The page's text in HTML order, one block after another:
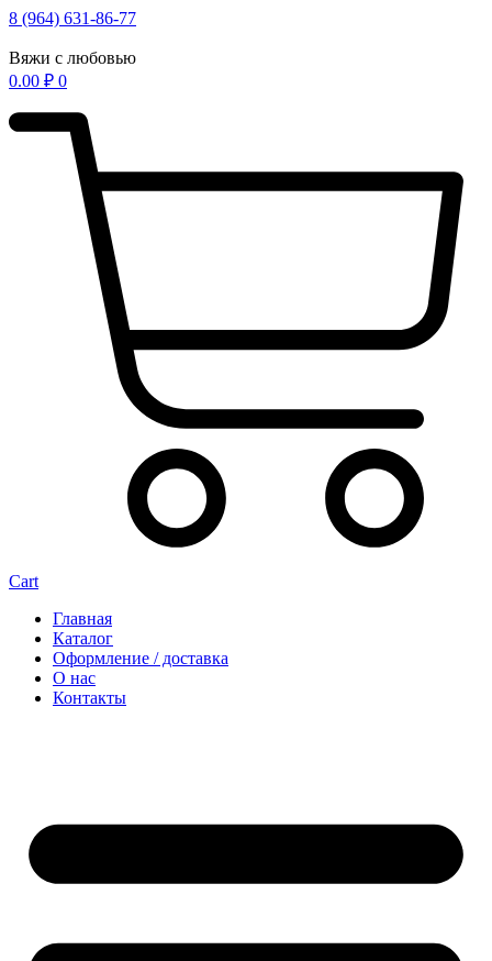
Перейти
содержимому
8 (964) 631-86-77
Вяжи с любовью
0.00 ₽ 0
Cart
Главная
Каталог
Оформление / доставка
О нас
Контакты